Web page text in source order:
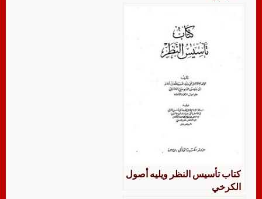
كتاب تأسيس النظر ويليه أصول
الكرخي